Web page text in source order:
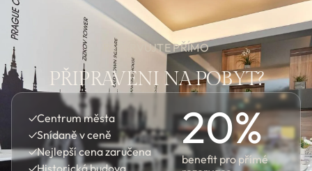
REZERVUJTE PŘÍMO
PŘIPRAVENI NA POBYT?
✓Centrum města
✓Snídaně v ceně
✓Nejlepší cena zaručena
✓Historická budova
20%
benefit pro přímé